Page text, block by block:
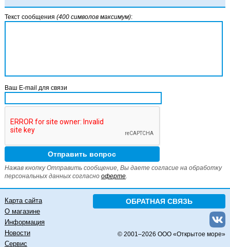
Текст сообщения (400 символов максимум):
Ваш E-mail для связи
Нажав кнопку Отправить сообщение, Вы даете согласие на обработку
персональных данных согласно оферте.
ОБРАТНАЯ СВЯЗЬ
© 2001–2026 ООО «Открытое море»
Карта сайта
О магазине
Информация
Новости
Сервис